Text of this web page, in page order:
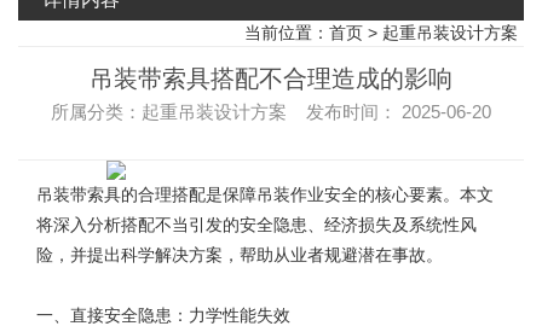
当前位置： 首页 > 起重吊装设计方案
吊装带索具搭配不合理造成的影响
所属分类：起重吊装设计方案 发布时间： 2025-06-20
吊装带索具的合理搭配是保障吊装作业安全的核心要素。本文
将深入分析搭配不当引发的安全隐患、经济损失及系统性风
险，并提出科学解决方案，帮助从业者规避潜在事故。
一、直接安全隐患：力学性能失效